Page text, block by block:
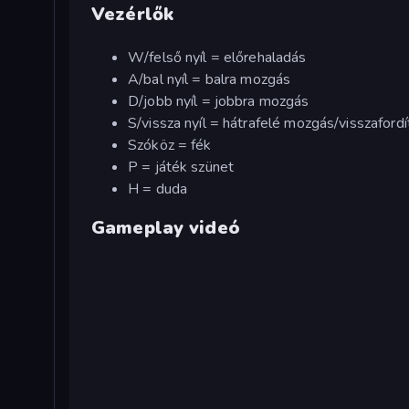
Vezérlők
W/felső nyíl = előrehaladás
A/bal nyíl = balra mozgás
D/jobb nyíl = jobbra mozgás
S/vissza nyíl = hátrafelé mozgás/
Szóköz = fék
P = játék szünet
H = duda
Gameplay videó